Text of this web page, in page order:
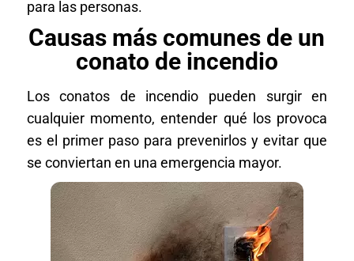
para las personas.
Causas más comunes de un
conato de incendio
Los conatos de incendio pueden surgir en
cualquier momento, entender qué los provoca
es el primer paso para prevenirlos y evitar que
se conviertan en una emergencia mayor.